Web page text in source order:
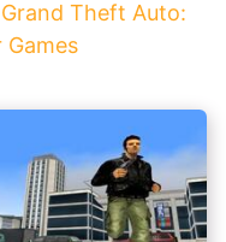
Theft Auto:
Games